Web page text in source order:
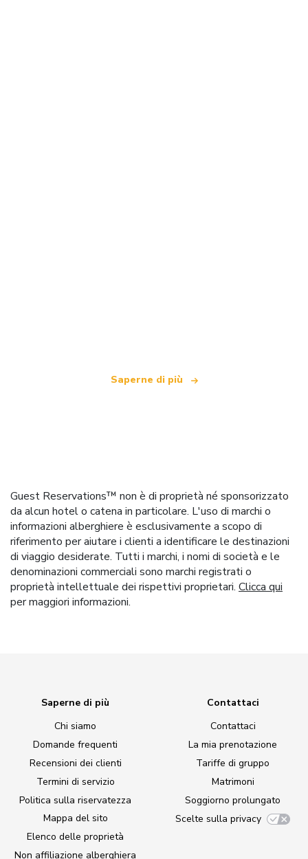
Saperne di più
Guest Reservations™ non è di proprietà né sponsorizzato
da alcun hotel o catena in particolare. L'uso di marchi o
informazioni alberghiere è esclusivamente a scopo di
riferimento per aiutare i clienti a identificare le destinazioni
di viaggio desiderate. Tutti i marchi, i nomi di società e le
denominazioni commerciali sono marchi registrati o
proprietà intellettuale dei rispettivi proprietari. Clicca qui
per maggiori informazioni.
Saperne di più
Chi siamo
Domande frequenti
Recensioni dei clienti
Termini di servizio
Politica sulla riservatezza
Mappa del sito
Elenco delle proprietà
Non affiliazione alberghiera
Contattaci
Contattaci
La mia prenotazione
Tariffe di gruppo
Matrimoni
Soggiorno prolungato
Scelte sulla privacy